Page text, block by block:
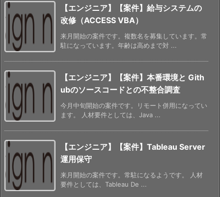
【エンジニア】【案件】給与システムの
改修（ACCESS VBA）
来月開始の案件です。複数名を募集しています。常
駐になっています。年齢は高めまで対 ...
【エンジニア】【案件】本番環境と Gith
ubのソースコードとの不整合調査
今月中旬開始の案件です。リモート併用になってい
ます。 人材要件としては、Java ...
【エンジニア】【案件】Tableau Server
運用保守
来月開始の案件です。常駐になるようです。 人材
要件としては、Tableau De ...